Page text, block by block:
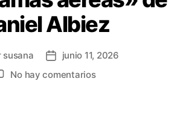
Albiez
susana
junio 11, 2026
No hay comentarios